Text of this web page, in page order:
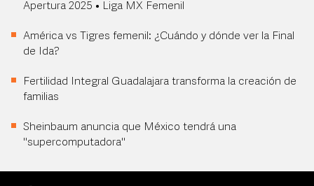
Apertura 2025 • Liga MX Femenil
América vs Tigres femenil: ¿Cuándo y dónde ver la Final
de Ida?
Fertilidad Integral Guadalajara transforma la creación de
familias
Sheinbaum anuncia que México tendrá una
"supercomputadora"